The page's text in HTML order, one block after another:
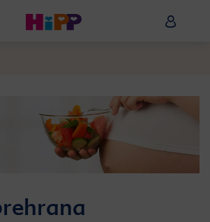
HiPP